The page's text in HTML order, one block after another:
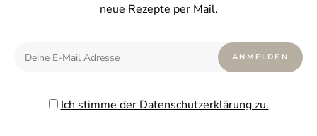
neue Rezepte per Mail.
Ich stimme der Datenschutzerklärung zu.